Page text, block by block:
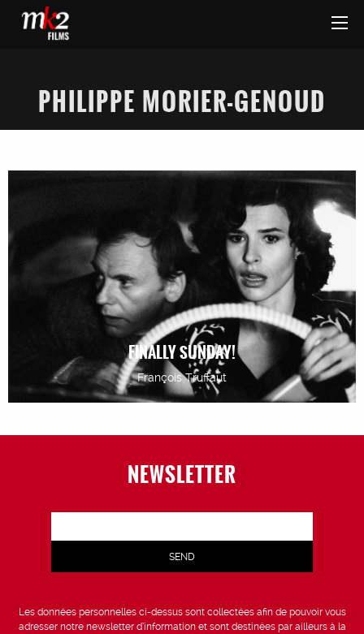
PHILIPPE MORIER-GENOUD
FINALLY SUNDAY!
François Truffaut
NEWSLETTER
Les données personnelles ci-dessus sont collectées afin de pouvoir vous
adresser notre newsletter d’information et sont destinées par ailleurs à la